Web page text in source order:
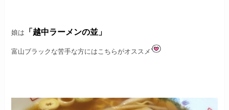
娘は 「越中ラーメンの並」
富山ブラックな苦手な方にはこちらがオススメ